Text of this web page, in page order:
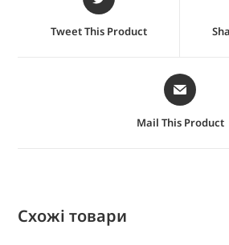
Tweet This Product
Mail This Product
Схожі товари